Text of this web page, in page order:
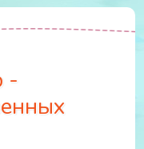
-